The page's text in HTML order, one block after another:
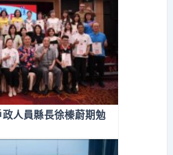
人員縣長徐榛蔚期勉